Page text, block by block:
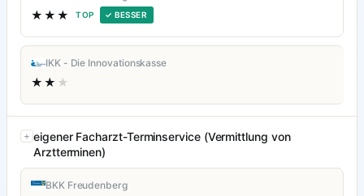
★★★ TOP ✓ BESSER
IKK - Die Innovationskasse
★★ ★
eigener Facharzt-Terminservice (Vermittlung von
Arztterminen)
BKK Freudenberg